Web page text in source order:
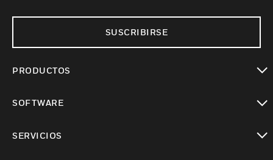
SUSCRIBIRSE
PRODUCTOS
SOFTWARE
SERVICIOS